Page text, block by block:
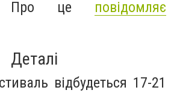
Про це повідомляє
Деталі
відбудеться 17-21